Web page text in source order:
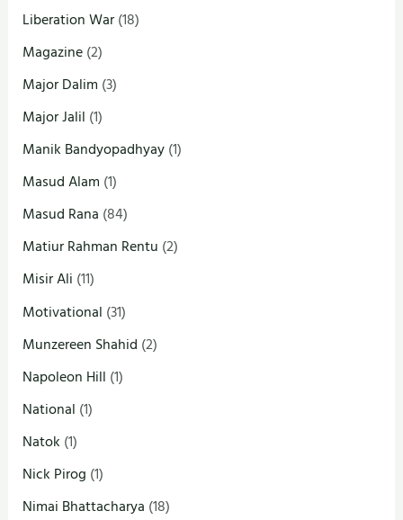
Liberation War(18)
Magazine(2)
Major Dalim (3)
Major Jalil (1)
Manik Bandyopadhyay(1)
Masud Alam (1)
Masud Rana (84)
Matiur Rahman Rentu (2)
Misir Ali (11)
Motivational (31)
Munzereen Shahid (2)
Napoleon Hill (1)
National (1)
Natok (1)
Nick Pirog (1)
Nimai Bhattacharya (18)